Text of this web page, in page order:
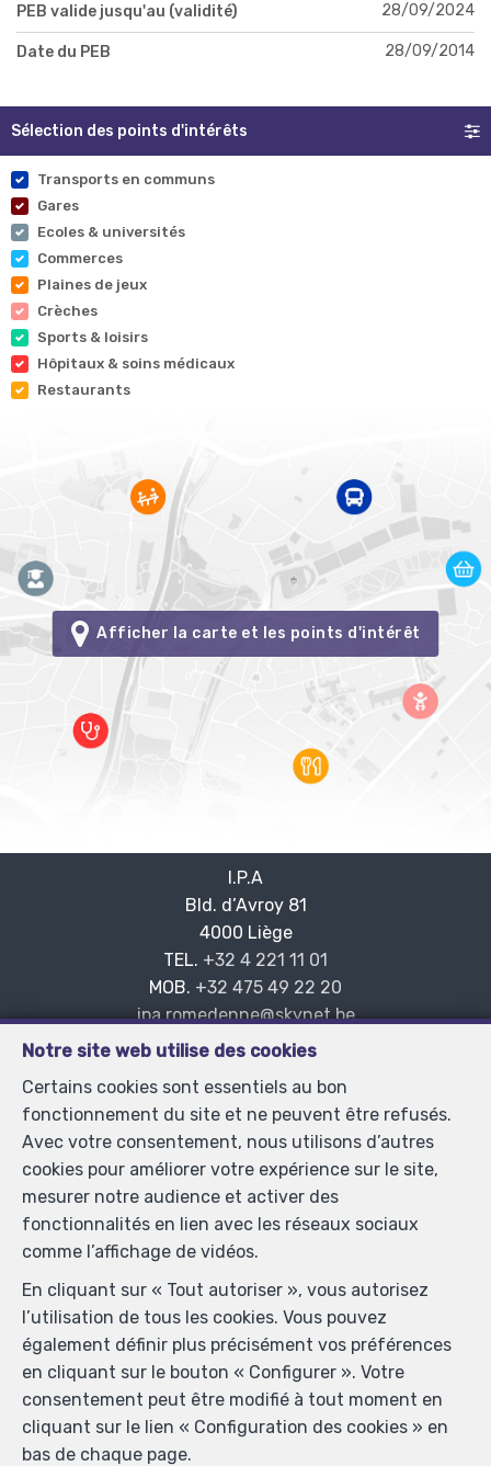
PEB valide jusqu'au (validité) 28/09/2024
Date du PEB 28/09/2014
Sélection des points d'intérêts
Transports en communs
Gares
Ecoles & universités
Commerces
Plaines de jeux
Crèches
Sports & loisirs
Hôpitaux & soins médicaux
Restaurants
Afficher la carte et les points d'intérêt
Notre site web utilise des cookies
Certains cookies sont essentiels au bon
fonctionnement du site et ne peuvent être refusés.
Avec votre consentement, nous utilisons d’autres
cookies pour améliorer votre expérience sur le site,
mesurer notre audience et activer des
fonctionnalités en lien avec les réseaux sociaux
comme l’affichage de vidéos.
En cliquant sur « Tout autoriser », vous autorisez
l’utilisation de tous les cookies. Vous pouvez
également définir plus précisément vos préférences
en cliquant sur le bouton « Configurer ». Votre
consentement peut être modifié à tout moment en
cliquant sur le lien « Configuration des cookies » en
bas de chaque page.
I.P.A
—
Bld. d’Avroy 81
—
4000 Liège
TEL. +32 4 221 11 01
—
MOB. +32 475 49 22 20
—
ipa.romedenne@skynet.be
Agent immobilier intermédiaire et agent immobilier
syndic agréé IPI sous le numéro 104.008 en Belgique -
N° entreprise : TVA BE-0445.586.920- Instance de
contrôle: Institut professionnel des agents immobiliers,
rue du Luxembourg 16B, 1000 Bruxelles (+32 2 505 38
50 - info@ipi.be) - Soumis au
RC professionnelle et cautionnement via AXA Belgium
SA, Place du Trône 1, 1000 Bruxelles – police n°
730.390.160. Couverture valable pour les activités
réalisées en Belgique
Charte de la protection de la vie privée